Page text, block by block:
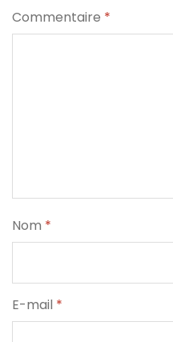
Commentaire *
Nom *
E-mail *